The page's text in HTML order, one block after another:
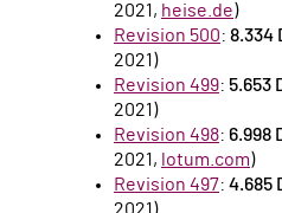
2021, heise.de)
Revision 500: 8.334
2021)
Revision 499: 5.653
2021)
Revision 498: 6.998
2021, lotum.com)
Revision 497: 4.685